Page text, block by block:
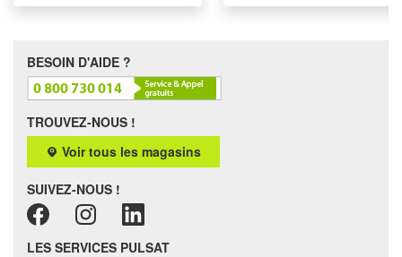
BESOIN D'AIDE ?
TROUVEZ-NOUS !
Voir tous les magasins
SUIVEZ-NOUS !
LES SERVICES PULSAT